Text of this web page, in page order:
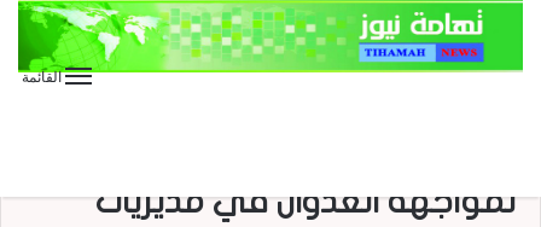
القائمة
لمواجهة العدوان في مديريات